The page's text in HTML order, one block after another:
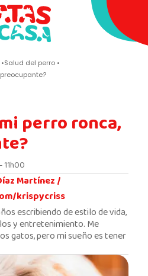
Salud del perro
perro ronca,
11h00
Martínez /
krispycriss
escribiendo de estilo de vida,
y entretenimiento. Me
gatos, pero mi sueño es tener